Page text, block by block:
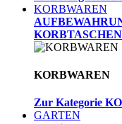
KORBWAREN
KORBTASCHEN
KORBWAREN
Zur Kategorie
GARTEN